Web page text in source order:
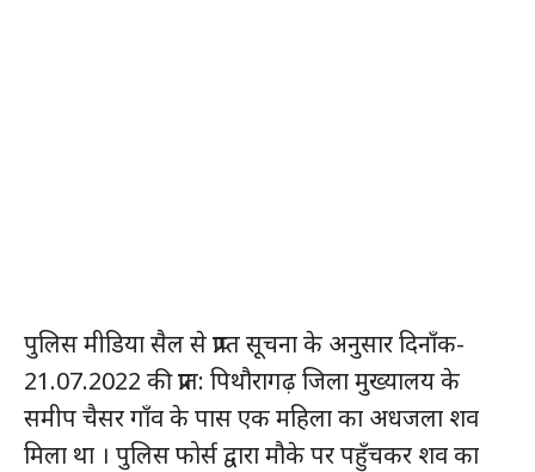
पुलिस मीडिया सैल से प्राप्त सूचना के अनुसार दिनाँक-
21.07.2022 की प्रात: पिथौरागढ़ जिला मुख्यालय के
समीप चैसर गाँव के पास एक महिला का अधजला शव
मिला था । पुलिस फोर्स द्वारा मौके पर पहुँचकर शव का